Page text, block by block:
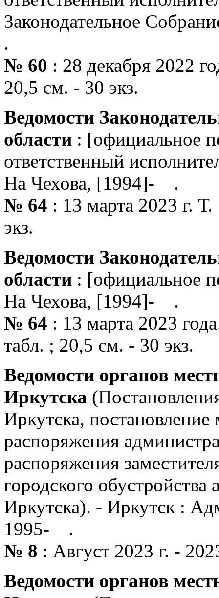
Законодательное
.
№ 60 : 28 декабря 2022
20,5 см. - 30 экз.
Ведомости
области : [официальное
ответственный
На Чехова, [1994]- .
№ 64 : 13 марта 2023 г.
экз.
Ведомости
области : [официальное
На Чехова, [1994]- .
№ 64 : 13 марта 2023
табл. ; 20,5 см. - 30 экз.
Ведомости органов
Иркутска
Иркутска, постановление
распоряжения
распоряжения
городского
Иркутска). - Иркутск :
1995- .
№ 8 : Август 2023 г. -
Ведомости органов